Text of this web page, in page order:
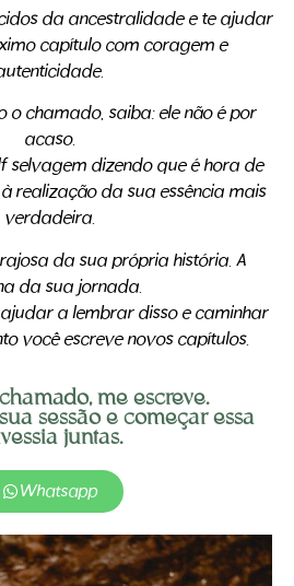
da ancestralidade e te ajudar
capítulo com coragem e
o chamado, saiba: ele não é por
acaso.
selvagem dizendo que é hora de
realização da sua essência mais
verdadeira.
da sua própria história. A
da sua jornada.
a lembrar disso e caminhar
você escreve novos capítulos.
me escreve.
sessão e começar essa
juntas.
Whatsapp